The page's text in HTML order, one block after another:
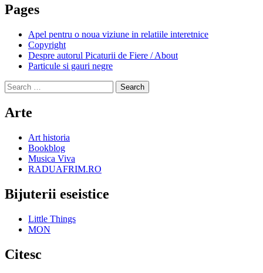
Pages
Apel pentru o noua viziune in relatiile interetnice
Copyright
Despre autorul Picaturii de Fiere / About
Particule si gauri negre
Search
for:
Arte
Art historia
Bookblog
Musica Viva
RADUAFRIM.RO
Bijuterii eseistice
Little Things
MON
Citesc